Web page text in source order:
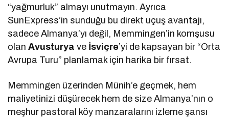
“yağmurluk” almayı unutmayın. Ayrıca
SunExpress’in sunduğu bu direkt uçuş avantajı,
sadece Almanya’yı değil, Memmingen’in komşusu
olanAvusturya ve İsviçre’yi de kapsayan bir “Orta
Avrupa Turu” planlamak için harika bir fırsat.
Memmingen üzerinden Münih’e geçmek, hem
maliyetinizi düşürecek hem de size Almanya’nın o
meşhur pastoral köy manzaralarını izleme şansı